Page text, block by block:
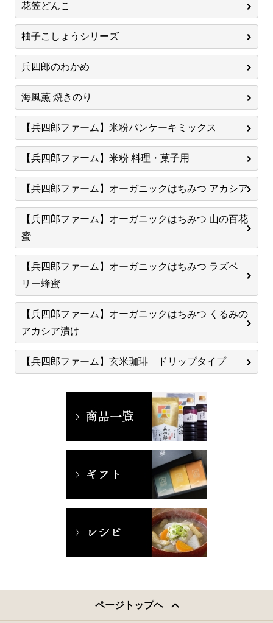
花笠どんこ
柚子こしょうシリーズ
兵四郎のわかめ
海風薫 焼きのり
【兵四郎ファーム】米粉パンケーキミックス
【兵四郎ファーム】米粉 料理・菓子用
【兵四郎ファーム】オーガニックはちみつ アカシア
【兵四郎ファーム】オーガニックはちみつ 山の百花
蜜
【兵四郎ファーム】オーガニックはちみつ ラズベ
リー蜂蜜
【兵四郎ファーム】オーガニックはちみつ くるみの
アカシア漬け
【兵四郎ファーム】玄米珈琲 ドリップタイプ
ページトップヘ